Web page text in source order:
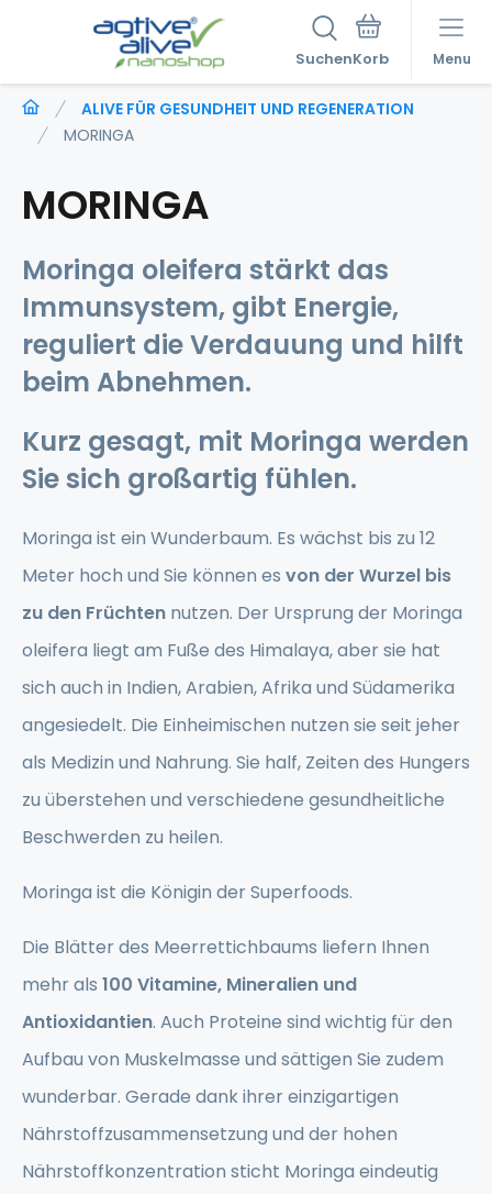
Suchen Menu
ALIVE FÜR GESUNDHEIT UND REGENERATION
MORINGA
MORINGA
Moringa oleifera stärkt das
Immunsystem, gibt Energie,
reguliert die Verdauung und hilft
beim Abnehmen.
Kurz gesagt, mit Moringa werden
Sie sich großartig fühlen.
Moringa ist ein Wunderbaum. Es wächst bis zu 12
Meter hoch und Sie können es von der Wurzel bis
zu den Früchten nutzen. Der Ursprung der Moringa
oleifera liegt am Fuße des Himalaya, aber sie hat
sich auch in Indien, Arabien, Afrika und Südamerika
angesiedelt. Die Einheimischen nutzen sie seit jeher
als Medizin und Nahrung. Sie half, Zeiten des Hungers
zu überstehen und verschiedene gesundheitliche
Beschwerden zu heilen.
Moringa ist die Königin der Superfoods.
Die Blätter des Meerrettichbaums liefern Ihnen
mehr als 100 Vitamine, Mineralien und
Antioxidantien. Auch Proteine sind wichtig für den
Aufbau von Muskelmasse und sättigen Sie zudem
wunderbar. Gerade dank ihrer einzigartigen
Nährstoffzusammensetzung und der hohen
Nährstoffkonzentration sticht Moringa eindeutig